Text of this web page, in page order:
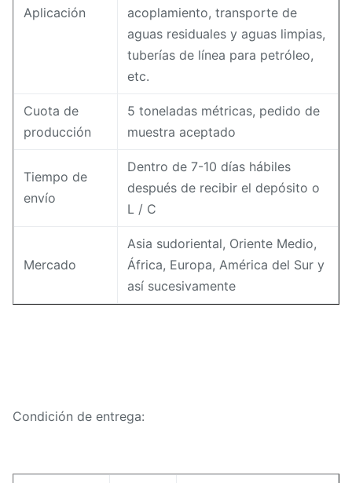
Aplicación
acoplamiento, transporte de
aguas residuales y aguas limpias,
tuberías de línea para petróleo,
etc.
Cuota de
producción
5 toneladas métricas, pedido de
muestra aceptado
Tiempo de
envío
Dentro de 7-10 días hábiles
después de recibir el depósito o
L / C
Mercado
Asia sudoriental, Oriente Medio,
África, Europa, América del Sur y
así sucesivamente
Condición de entrega: